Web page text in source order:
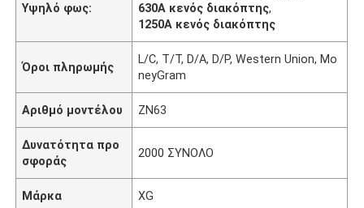
Υψηλό φως:
630A κενός διακόπτης,
1250A κενός διακόπτης
Όροι πληρωμής
L/C, T/T, D/A, D/P, Western Union, Mo
neyGram
Αριθμό μοντέλου ZN63
Δυνατότητα προ
σφοράς
2000 ΣΥΝΟΛΟ
Μάρκα XG